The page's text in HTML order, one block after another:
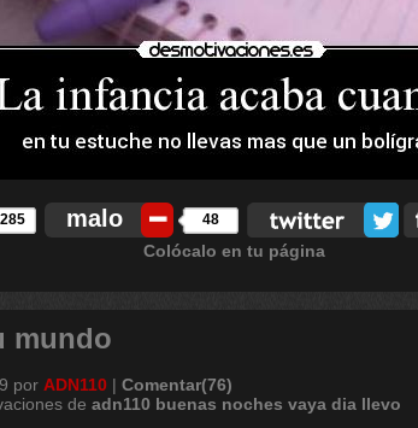
malo 48
Colócalo en tu página
mundo
por ADN110 | Comentar(76)
de adn110 buenas noches vaya dia llevo